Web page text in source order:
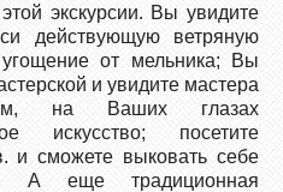
экскурсии. Вы увидите
действующую ветряную
от мельника; Вы
и увидите мастера
на Ваших глазах
искусство; посетите
и сможете выковать себе
А еще традиционная